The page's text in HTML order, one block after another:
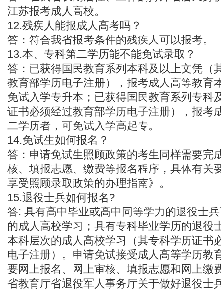
江苏报考成人高校。
12.残疾人能报成人高考吗？
答：符合我省报考条件的残疾人可以报考。
13.本、专科第二学历能不能免试录取？
答：已获得国民教育系列本科及以上文凭（
教育部学历电子注册），报考成人高等教育
免试入学专升本；已获得国民教育系列专科
证书必须经过教育部学历电子注册），报考
二学历者，可免试入学高起专。
14.免试生如何报名？
答：申请免试生照顾政策的考生同样需要完
核、填报志愿、缴费等报名程序，具体有关
享受照顾录取政策的办理指南》。
15.退役士兵如何报名?
答: 具有高中毕业或高中同等学力的退役士
的成人高校学习；具有专科毕业学历的退役
本科层次的成人高校学习（其专科学历证书
电子注册）。申请免试接受成人高等学历教
要网上报名、网上审核、填报志愿和网上缴
省教育厅省退役军人事务厅关于做好退役士